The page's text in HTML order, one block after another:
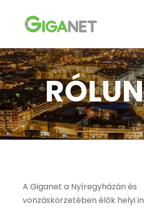
A Giganet a Nyíregyházán és
vonzáskörzetében élők helyi